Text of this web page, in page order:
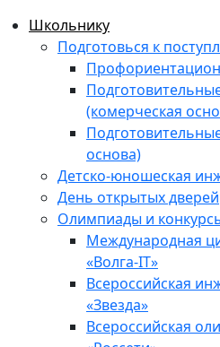
Школьнику
Подготовься к
(комерческая
основа)
Детско-юношеская
День открытых дверей
Олимпиады и
Международная
«Волга-IT»
Всероссийская
«Звезда»
Всероссийская